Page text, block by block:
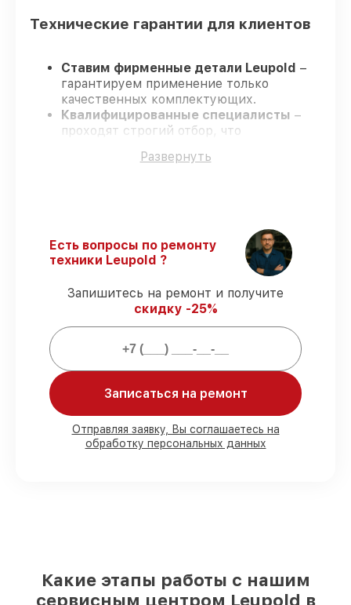
Технические гарантии для клиентов
Ставим фирменные детали Leupold –
гарантируем применение только
качественных комплектующих.
Квалифицированные специалисты –
проходят строгий отбор, что
профессионализма.
Гарантийное сопровождение – все
работы и запчасти защищены
гарантийной поддержкой до 3 лет.
Мы гарантируем:
заказов проводим с возможностью
личного присутствия владельца
деталей Leupold есть в наличии в
мастерской или на складе в Москве,
остальные доставляются быстро
Подлинные запчасти Leupold и
Развернуть
Есть вопросы по ремонту
техники Leupold ?
Запишитесь на ремонт и получите
скидку -25%
Записаться на ремонт
Отправляя заявку, Вы соглашаетесь на
обработку персональных данных
Какие этапы работы с нашим
сервисным центром Leupold в